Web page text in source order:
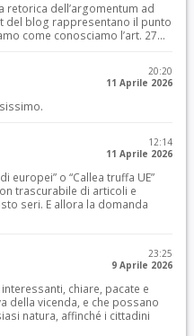
retorica dell’argomentum ad
del blog rappresentano il punto
come conosciamo l’art. 27...
20:20
11 Aprile 2026
12:14
11 Aprile 2026
europei” o “Callea truffa UE”
trascurabile di articoli e
seri. E allora la domanda
23:25
9 Aprile 2026
chiare, pacate e
della vicenda, e che possano
natura, affinché i cittadini